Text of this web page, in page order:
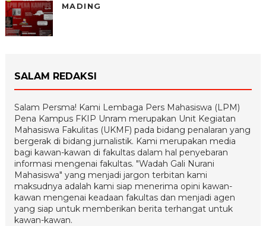
MADING
SALAM REDAKSI
Salam Persma! Kami Lembaga Pers Mahasiswa (LPM)
Pena Kampus FKIP Unram merupakan Unit Kegiatan
Mahasiswa Fakulitas (UKMF) pada bidang penalaran yang
bergerak di bidang jurnalistik. Kami merupakan media
bagi kawan-kawan di fakultas dalam hal penyebaran
informasi mengenai fakultas. "Wadah Gali Nurani
Mahasiswa" yang menjadi jargon terbitan kami
maksudnya adalah kami siap menerima opini kawan-
kawan mengenai keadaan fakultas dan menjadi agen
yang siap untuk memberikan berita terhangat untuk
kawan-kawan.